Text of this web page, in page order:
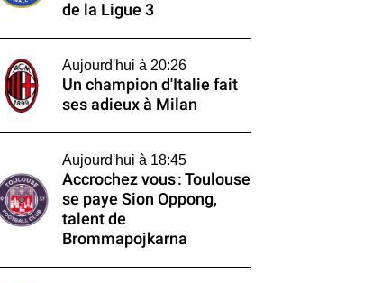
de la Ligue 3
Aujourd'hui à 20:26
Un champion d'Italie fait
ses adieux à Milan
Aujourd'hui à 18:45
Accrochez vous : Toulouse
se paye Sion Oppong,
talent de
Brommapojkarna